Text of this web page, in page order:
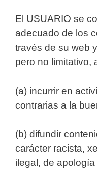
El USUARIO se
adecuado de los
través de su web
pero no limitativo,
(a) incurrir en
contrarias a la
(b) difundir
carácter racista,
ilegal, de